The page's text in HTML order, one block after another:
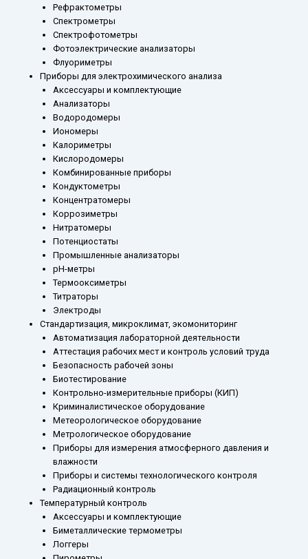
Рефрактометры
Спектрометры
Спектрофотометры
Фотоэлектрические анализаторы
Флуориметры
Приборы для электрохимического анализа
Аксессуары и комплектующие
Анализаторы
Водородомеры
Иономеры
Калориметры
Кислородомеры
Комбинированные приборы
Кондуктометры
Концентратомеры
Коррозиметры
Нитратомеры
Потенциостаты
Промышленные анализаторы
рН-метры
Термооксиметры
Титраторы
Электроды
Стандартизация, микроклимат, экомониторинг
Автоматизация лабораторной деятельности
Аттестация рабочих мест и контроль условий труда
Безопасность рабочей зоны
Биотестирование
Контрольно-измерительные приборы (КИП)
Криминалистическое оборудование
Метеорологическое оборудование
Метрологическое оборудование
Приборы для измерения атмосферного давления и
влажности
Приборы и системы технологического контроля
Радиационный контроль
Температурный контроль
Аксессуары и комплектующие
Биметаллические термометры
Логгеры